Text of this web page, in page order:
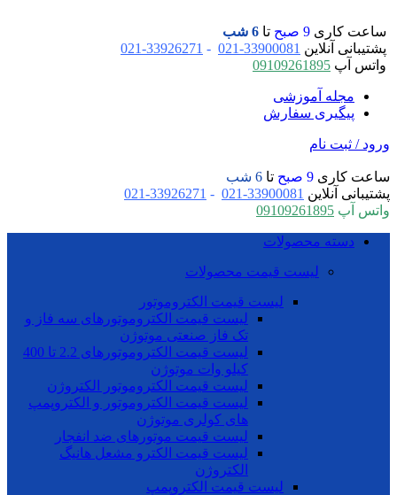
ساعت کاری 9 صبح تا 6 شب
پشتیبانی آنلاین 33900081-021
-
33926271-021
واتس آپ 09109261895
مجله آموزشی
پیگیری سفارش
ورود / ثبت نام
ساعت کاری 9 صبح تا 6 شب
پشتیبانی آنلاین 33900081-021
-
33926271-021
واتس آپ 09109261895
دسته محصولات
لیست قیمت محصولات
لیست قیمت الکتروموتور
لیست قیمت الکتروموتورهای سه فاز و
تک فاز صنعتی موتوژن
لیست قیمت الکتروموتورهای 2.2 تا 400
کیلو وات موتوژن
لیست قیمت الکتروموتور الکتروژن
لیست قیمت الکتروموتور و الکتروپمپ
های کولری موتوژن
لیست قیمت موتورهای ضد انفجار
لیست قیمت الکترو مشعل هانیگ
الکتروژن
لیست قیمت الکتروپمپ